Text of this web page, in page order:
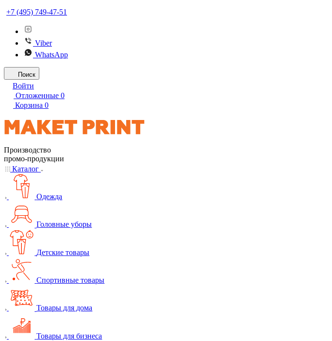
+7 (495) 749-47-51
Viber
WhatsApp
Поиск
Войти
Отложенные 0
Корзина 0
Производство
промо-продукции
Каталог
Одежда
Головные уборы
Детские товары
Спортивные товары
Товары для дома
Товары для бизнеса